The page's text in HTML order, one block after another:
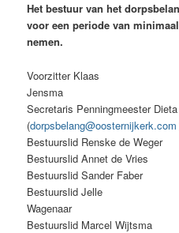
Het bestuur van het
voor een periode van
nemen.
Voorzitter Klaas
Secretaris Penningmeester
(dorpsbelang@oosternijkerk.com
Bestuurslid Renske de Weger
Bestuurslid Annet de Vries
Bestuurslid Sander Faber
Bestuurslid Jelle
Bestuurslid Marcel Wijtsma